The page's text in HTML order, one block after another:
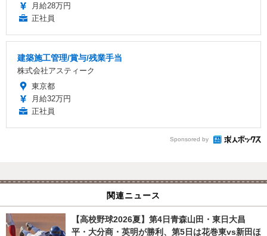
月給28万円
正社員
建築施工管理/賞与/残業手当
株式会社アスティーク
東京都
月給32万円
正社員
Sponsored by
関連ニュース
【高校野球2026夏】第4日青森山田・東日大昌
平・大分商・英明が勝利、第5日は花巻東vs新田ほ